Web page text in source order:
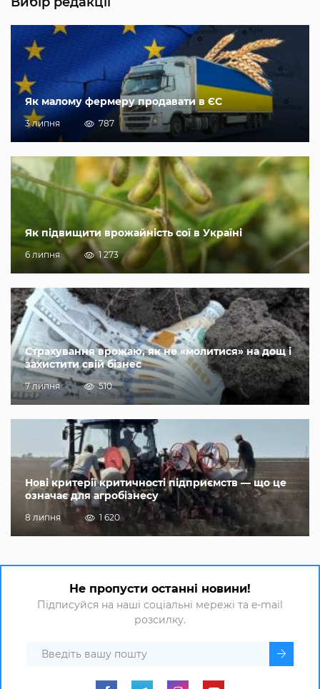
Як малому фермеру продавати в ЄС
3 липня 787
Як підвищити врожайність сої в Україні
6 липня 1 273
Страхування врожаю, як не «молитися» на дощ і
захистити свій бізнес
7 липня 510
Нові критерії критичності підприємств — що це
означає для агробізнесу
8 липня 1 620
Не пропусти останні новини!
Підписуйся на наші соціальні мережі та e-mail
розсилку.